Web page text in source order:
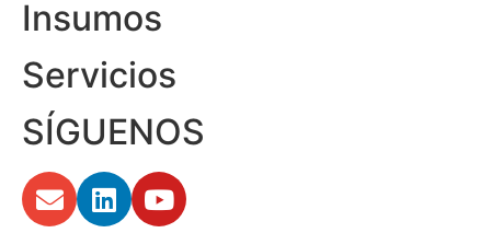
Insumos
Servicios
SÍGUENOS